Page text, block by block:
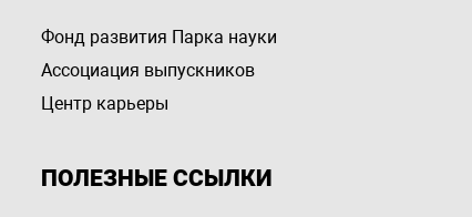
Фонд развития Парка науки
Ассоциация выпускников
Центр карьеры
ПОЛЕЗНЫЕ ССЫЛКИ